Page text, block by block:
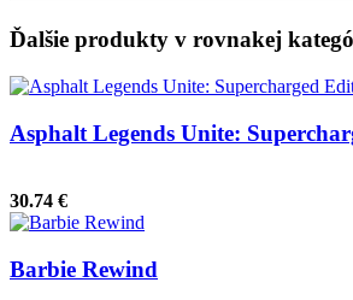
Ďalšie produkty v rovnakej
Asphalt Legends Unite:
30.74 €
Barbie Rewind